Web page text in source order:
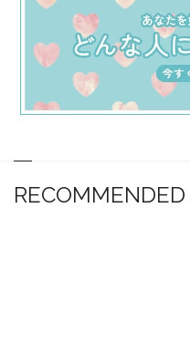
RECOMMENDED